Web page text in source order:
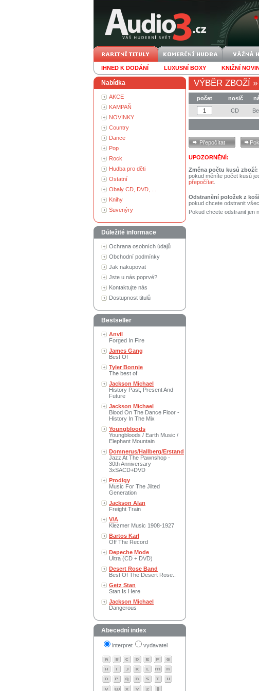
IHNED K DODÁNÍ LUXUSNÍ BOXY KNIŽNÍ
Nabídka
AKCE
KAMPAŇ
NOVINKY
Country
Dance
Pop
Rock
Hudba pro děti
Ostatní
Obaly CD, DVD, ...
Knihy
Suvenýry
Důležité informace
Ochrana osobních údajů
Obchodní podmínky
Jak nakupovat
Jste u nás poprvé?
Kontaktujte nás
Dostupnost titulů
Bestseller
Anvil
Forged In Fire
James Gang
Best Of
Tyler Bonnie
The best of
Jackson Michael
History Past, Present And
Future
Jackson Michael
Blood On The Dance Floor -
History In The Mix
Youngbloods
Youngbloods / Earth Music /
Elephant Mountain
Domnerus/Hallberg/Erstand
Jazz At The Pawnshop -
30th Anniversary
3xSACD+DVD
Prodigy
Music For The Jilted
Generation
Jackson Alan
Freight Train
V/A
Klezmer Music 1908-1927
Bartos Karl
Off The Record
Depeche Mode
Ultra (CD + DVD)
Desert Rose Band
Best Of The Desert Rose..
Getz Stan
Stan Is Here
Jackson Michael
Dangerous
Abecední index
interpret vydavatel
VÝBĚR ZBOŽÍ »
počet nosič
CD
UPOZORNĚNÍ:
Změna počtu kusů zboží:
pokud měníte počet kusů
přepočítat
Odstranění položek z
pokud chcete odstranit
Pokud chcete odstranit jen